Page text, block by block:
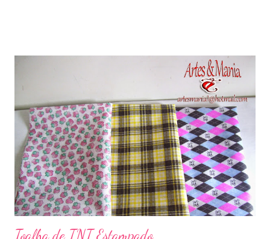
Toalha de TNT Estampado